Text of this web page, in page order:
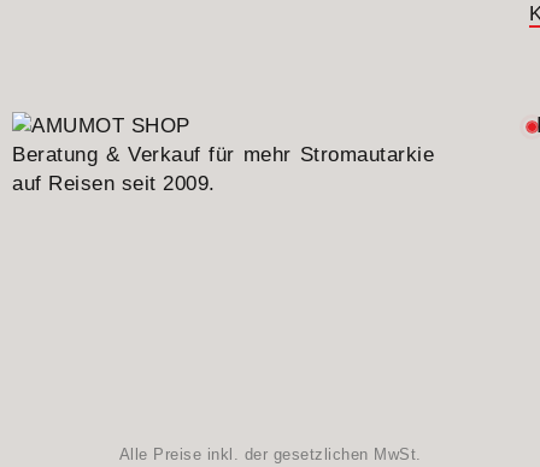
Beratung & Verkauf für mehr Stromautarkie
auf Reisen seit 2009.
Alle Preise inkl. der gesetzlichen MwSt.